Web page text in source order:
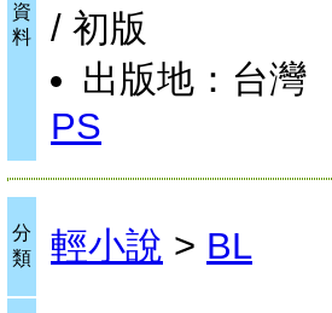
資
料
/ 初版
出版地：台灣
PS
分
類
輕小說 > BL